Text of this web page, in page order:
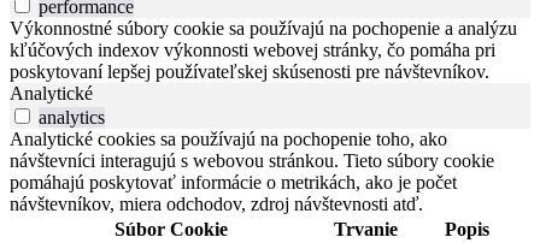
performance
Výkonnostné súbory cookie sa používajú na pochopenie a analýzu
kľúčových indexov výkonnosti webovej stránky, čo pomáha pri
poskytovaní lepšej používateľskej skúsenosti pre návštevníkov.
Analytické
analytics
Analytické cookies sa používajú na pochopenie toho, ako
návštevníci interagujú s webovou stránkou. Tieto súbory cookie
pomáhajú poskytovať informácie o metrikách, ako je počet
návštevníkov, miera odchodov, zdroj návštevnosti atď.
Súbor Cookie
Trvanie Popis